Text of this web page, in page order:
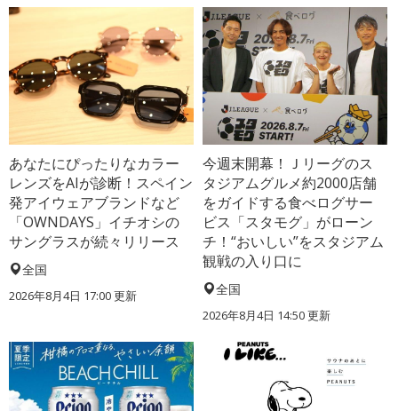
あなたにぴったりなカラー
レンズをAIが診断！スペイン
発アイウェアブランドなど
「OWNDAYS」イチオシの
サングラスが続々リリース
全国
2026年8月4日 17:00更新
今週末開幕！Ｊリーグのス
タジアムグルメ約2000店舗
をガイドする食べログサー
ビス「スタモグ」がローン
チ！“おいしい”をスタジアム
観戦の入り口に
全国
2026年8月4日 14:50更新